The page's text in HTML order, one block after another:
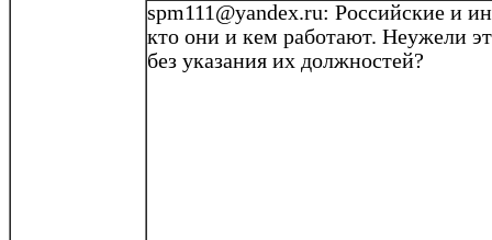
spm111@yandex.ru: Российские и
кто они и кем работают. Неужели
без указания их должностей?